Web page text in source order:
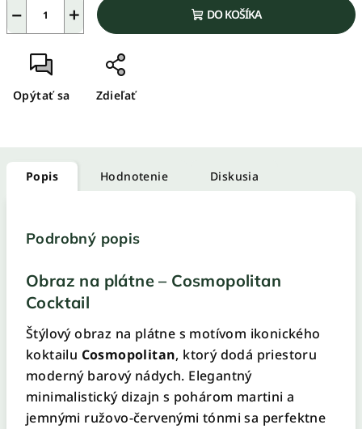
+
− DO KOŠÍKA
Opýtať sa Zdieľať
Popis Hodnotenie Diskusia
Podrobný popis
Obraz na plátne – Cosmopolitan
Cocktail
Štýlový obraz na plátne s motívom ikonického
koktailu Cosmopolitan, ktorý dodá priestoru
moderný barový nádych. Elegantný
minimalistický dizajn s pohárom martini a
jemnými ružovo-červenými tónmi sa perfektne